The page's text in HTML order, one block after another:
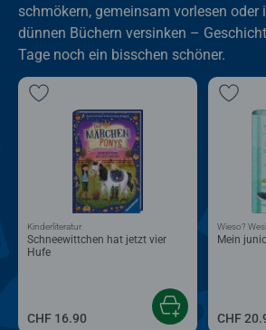
schmökern, gemeinsam vorlesen oder
dünnen Büchern versinken –
Tage noch ein bisschen schöner.
Schneewittchen hat jetzt vier
Hufe
Kinderliteratur
CHF 16.90
Mein
Wieso?
CHF